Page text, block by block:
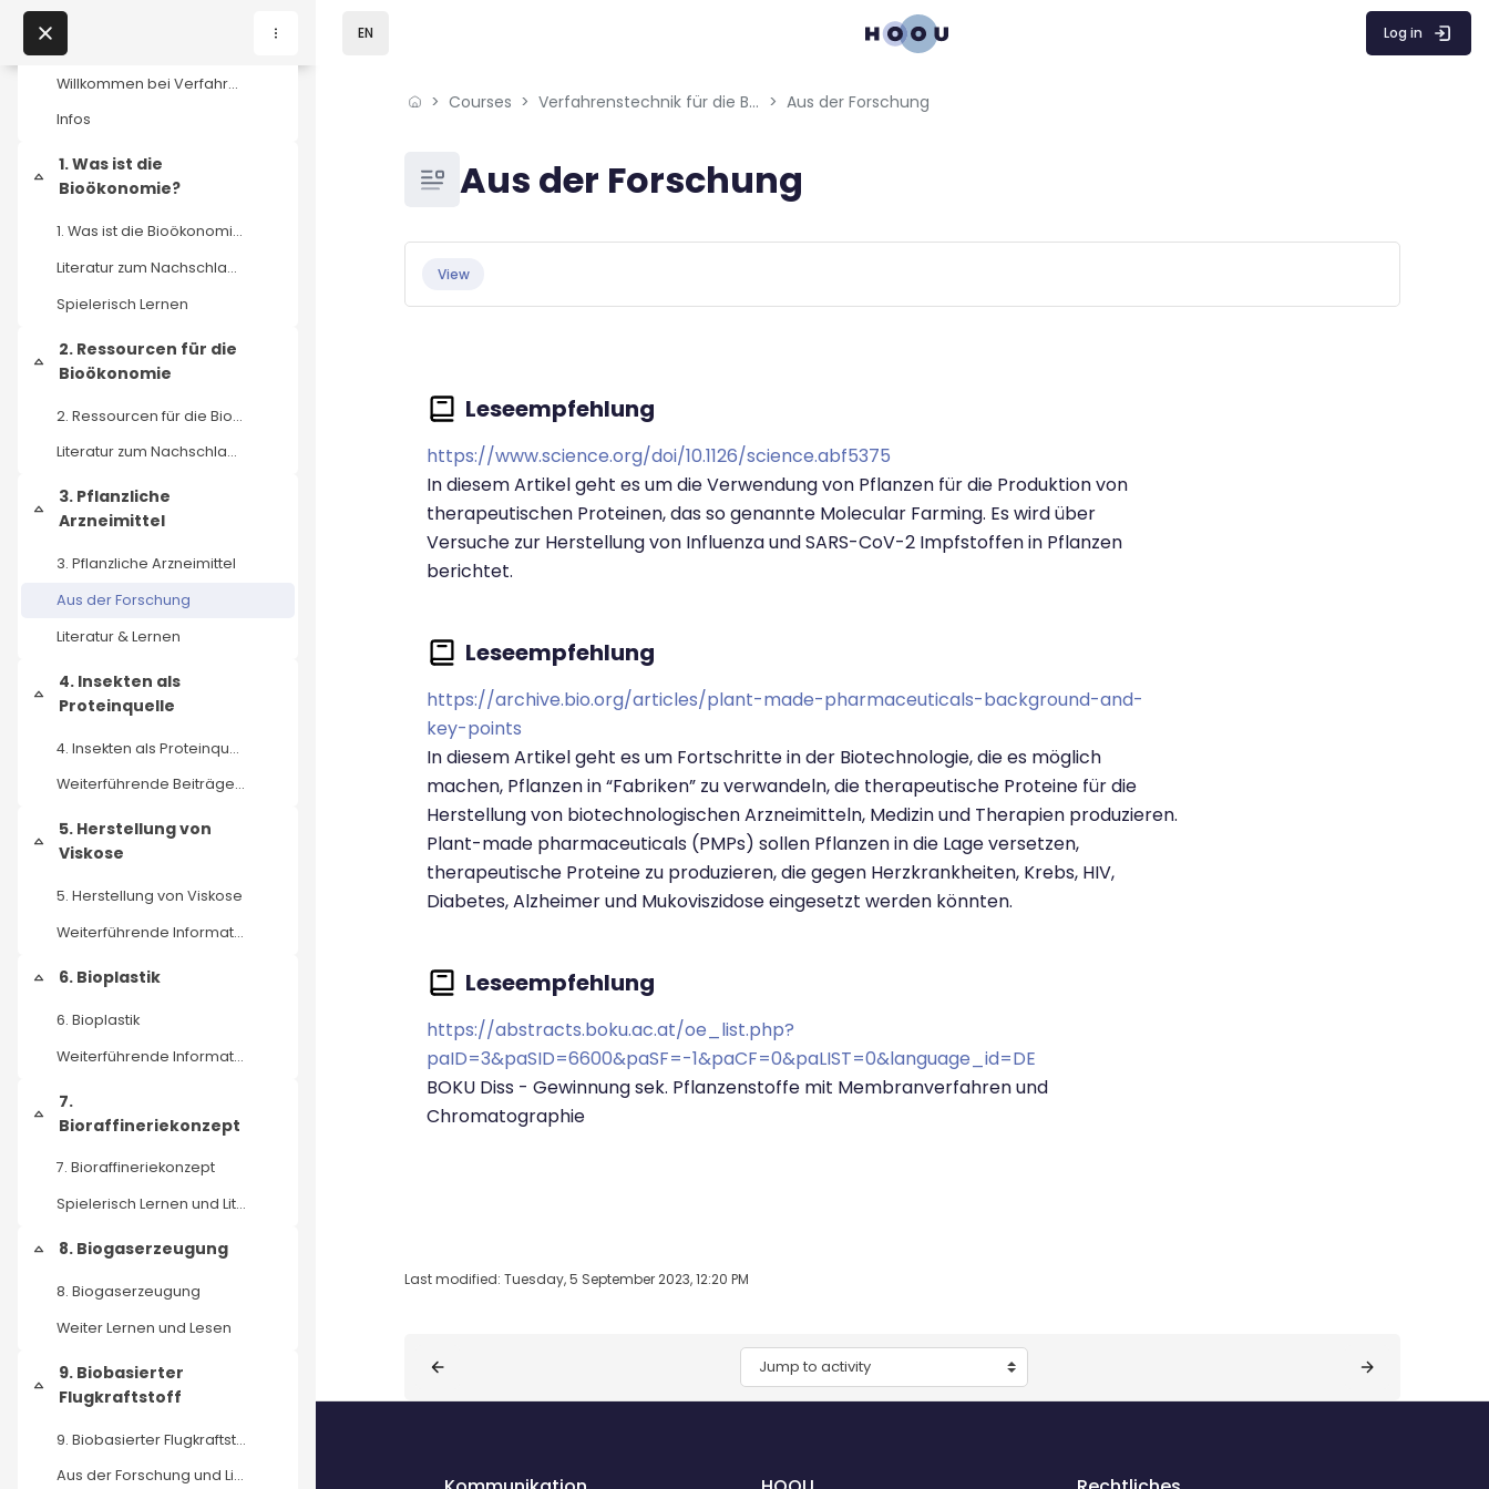
Courses
Podcasts
My courses
Events
Contact us
Collapse
Sprachauswahl
Willkommen bei Verfahrenstechnik für die Bioökonomie!
Infos
Collapse
1. Was ist die
Bioökonomie?
1. Was ist die Bioökonomie?
Literatur zum Nachschlagen und Vertiefen
Spielerisch Lernen
Collapse
2. Ressourcen für die
Bioökonomie
2. Ressourcen für die Bioökonomie
Literatur zum Nachschlagen und Vertiefen
Collapse
3. Pflanzliche
Arzneimittel
3. Pflanzliche Arzneimittel
Aus der Forschung
Literatur & Lernen
Collapse
4. Insekten als
Proteinquelle
4. Insekten als Proteinquelle
Weiterführende Beiträge und Literatur
Collapse
5. Herstellung von
Viskose
5. Herstellung von Viskose
Weiterführende Informationen
Collapse
6. Bioplastik
6. Bioplastik
Weiterführende Informationen
Collapse
7.
Bioraffineriekonzept
7. Bioraffineriekonzept
Spielerisch Lernen und Literatur
Collapse
8. Biogaserzeugung
8. Biogaserzeugung
Weiter Lernen und Lesen
Collapse
9. Biobasierter
Flugkraftstoff
9. Biobasierter Flugkraftstoff
Aus der Forschung und Literatur
EN Log in
Courses Verfahrenstechnik für die Bioökonomie Aus der Forschung
BlocksAus der Forschung
View
https://www.science.org/doi/10.1126/science.abf5375
In diesem Artikel geht es um die Verwendung von Pflanzen für die Produktion von
therapeutischen Proteinen, das so genannte Molecular Farming. Es wird über
Versuche zur Herstellung von Influenza und SARS-CoV-2 Impfstoffen in Pflanzen
berichtet.
https://archive.bio.org/articles/plant-made-pharmaceuticals-background-and-
key-points
In diesem Artikel geht es um Fortschritte in der Biotechnologie, die es möglich
machen, Pflanzen in “Fabriken” zu verwandeln, die therapeutische Proteine für die
Herstellung von biotechnologischen Arzneimitteln, Medizin und Therapien produzieren.
Plant-made pharmaceuticals (PMPs) sollen Pflanzen in die Lage versetzen,
therapeutische Proteine zu produzieren, die gegen Herzkrankheiten, Krebs, HIV,
Diabetes, Alzheimer und Mukoviszidose eingesetzt werden könnten.
https://abstracts.boku.ac.at/oe_list.php?
paID=3&paSID=6600&paSF=-1&paCF=0&paLIST=0&language_id=DE
BOKU Diss - Gewinnung sek. Pflanzenstoffe mit Membranverfahren und
Chromatographie
Last modified: Tuesday, 5 September 2023, 12:20 PM
Blocks Jump to activity